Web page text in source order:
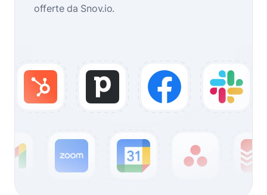
offerte da Snov.io.